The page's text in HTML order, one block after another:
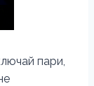
пари,